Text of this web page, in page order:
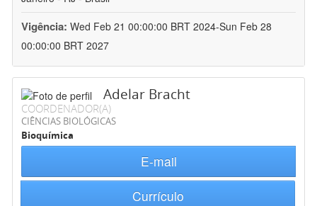
Vigência: Wed Feb 21 00:00:00 BRT 2024-Sun Feb 28
00:00:00 BRT 2027
Adelar Bracht
COORDENADOR(A)
CIÊNCIAS BIOLÓGICAS
Bioquímica
E-mail
Currículo